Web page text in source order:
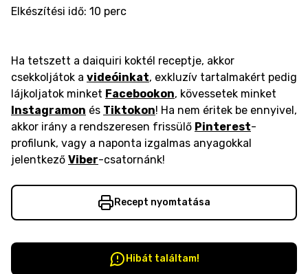
Elkészítési idő: 10 perc
Ha tetszett a daiquiri koktél receptje, akkor
csekkoljátok a videóinkat, exkluzív tartalmakért pedig
lájkoljatok minket Facebookon, kövessetek minket
Instagramon és Tiktokon! Ha nem éritek be ennyivel,
akkor irány a rendszeresen frissülő Pinterest-
profilunk, vagy a naponta izgalmas anyagokkal
jelentkező Viber-csatornánk!
Recept nyomtatása
Hibát találtam!